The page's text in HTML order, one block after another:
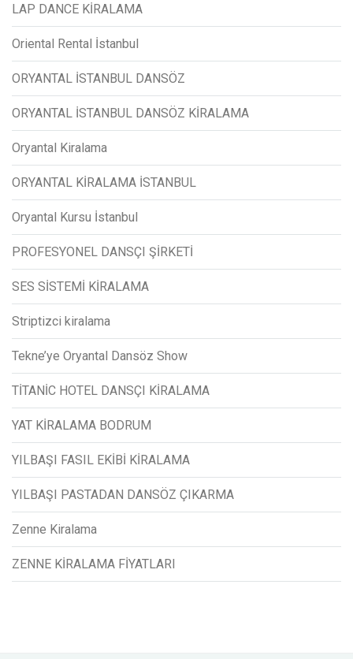
LAP DANCE KİRALAMA
Oriental Rental İstanbul
ORYANTAL İSTANBUL DANSÖZ
ORYANTAL İSTANBUL DANSÖZ KİRALAMA
Oryantal Kiralama
ORYANTAL KİRALAMA İSTANBUL
Oryantal Kursu İstanbul
PROFESYONEL DANSÇI ŞİRKETİ
SES SİSTEMİ KİRALAMA
Striptizci kiralama
Tekne’ye Oryantal Dansöz Show
TİTANİC HOTEL DANSÇI KİRALAMA
YAT KİRALAMA BODRUM
YILBAŞI FASIL EKİBİ KİRALAMA
YILBAŞI PASTADAN DANSÖZ ÇIKARMA
Zenne Kiralama
ZENNE KİRALAMA FİYATLARI